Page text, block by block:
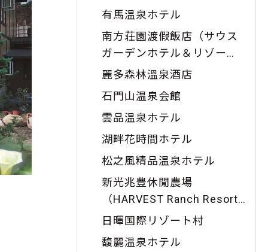
有馬温泉ホテル
南方荘園渡假飯店（サウス
ガーデンホテル＆リゾー
ト）
麗多森林溫泉酒店
石門山温泉会館
雲品温泉ホテル
湖畔花時間ホテル
松之風精品温泉ホテル
新光兆豊休閒農場
（HARVEST Ranch Resort
）
日暉国際リゾート村
馥麗温泉ホテル